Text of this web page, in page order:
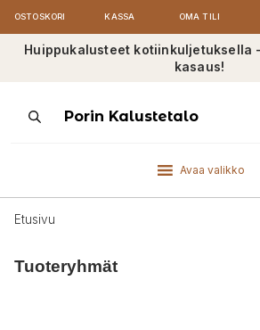
OSTOSKORI KASSA OMA TILI
Huippukalusteet kotiinkuljetuksella
kasaus!
ProductsPorin Kalustetalo
Avaa valikko
Etusivu
Tuoteryhmät